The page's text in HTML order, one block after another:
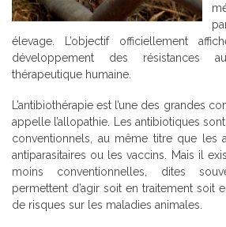
élevage. L’objectif officiellement
développement des résistances
thérapeutique humaine.
L’antibiothérapie est l’une des grandes
appelle l’allopathie. Les antibiotiques
conventionnels, au même titre que les
antiparasitaires ou les vaccins. Mais il
moins conventionnelles, dites
permettent d’agir soit en traitement soit
de risques sur les maladies animales.